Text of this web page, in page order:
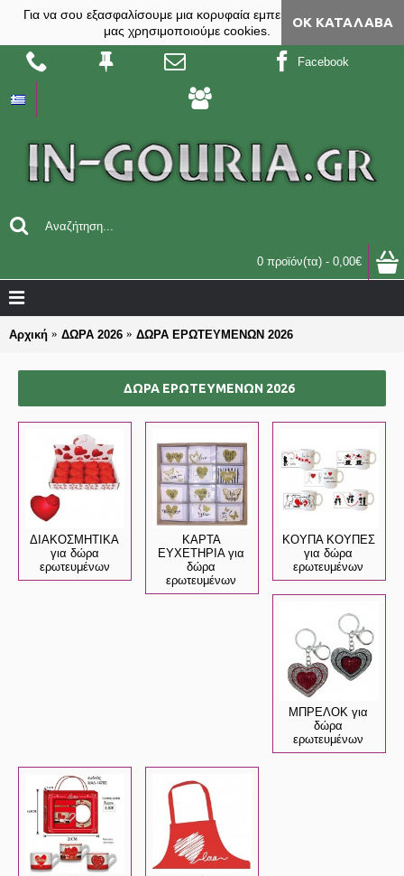
Για να σου εξασφαλίσουμε μια κορυφαία εμπειρία, στο site
μας χρησιμοποιούμε cookies.
ΟΚ ΚΑΤΆΛΑΒΑ
Facebook
0 προϊόν(τα) - 0,00€
Αρχική ΔΩΡΑ 2026 ΔΩΡΑ ΕΡΩΤΕΥΜΕΝΩΝ 2026
ΔΩΡΑ ΕΡΩΤΕΥΜΕΝΩΝ 2026
ΔΙΑΚΟΣΜΗΤΙΚΑ
για δώρα
ερωτευμένων
ΚΑΡΤΑ
ΕΥΧΕΤΗΡΙΑ για
δώρα
ερωτευμένων
ΚΟΥΠΑ ΚΟΥΠΕΣ
για δώρα
ερωτευμένων
ΜΠΡΕΛΟΚ για
δώρα
ερωτευμένων